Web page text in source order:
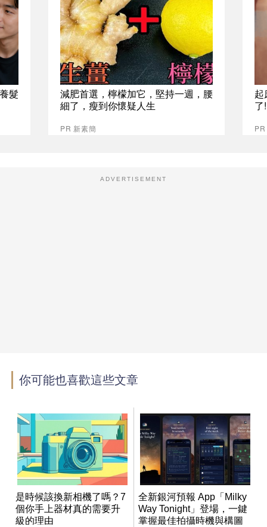
髮
減肥首選，檸檬加它，堅持一週，腰
細了，瘦到你懷疑人生
PR 新素簡
起
了
ADVERTISEMENT
你可能也喜歡這些文章
是時候該換新相機了嗎？7
個你手上器材真的需要升
級的理由
全新銀河預報 App「Milky
Way Tonight」登場，一鍵
掌握最佳拍攝時機與構圖